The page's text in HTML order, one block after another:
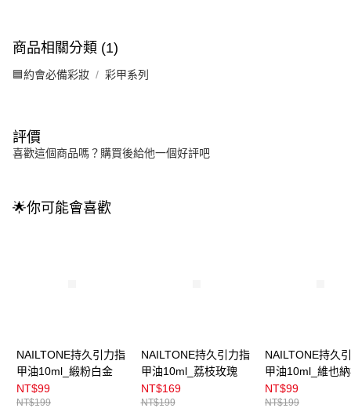
商品相關分類 (1)
🟦約會必備彩妝 彩甲系列
評價
喜歡這個商品嗎？購買後給他一個好評吧
🌟你可能會喜歡
NAILTONE持久引力指
甲油10ml_緞粉白金
NT$99
NT$199
NAILTONE持久引力指
甲油10ml_荔枝玫瑰
NT$169
NT$199
NAILTONE持久
甲油10ml_維也
NT$99
NT$199